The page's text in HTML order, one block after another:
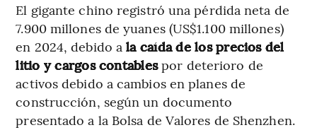
El gigante chino registró una pérdida neta de
7.900 millones de yuanes (US$1.100 millones)
en 2024, debido ala caída de los precios del
litio y cargos contablespor deterioro de
activos debido a cambios en planes de
construcción, según un documento
presentado a la Bolsa de Valores de Shenzhen.